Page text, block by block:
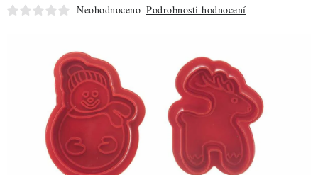
PRO OSLAVY
DO KUCHYNĚ
POCHUTINY
Neohodnoceno Podrobnosti hodnocení